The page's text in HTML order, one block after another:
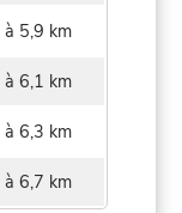
à 5,9 km
à 6,1 km
à 6,3 km
à 6,7 km